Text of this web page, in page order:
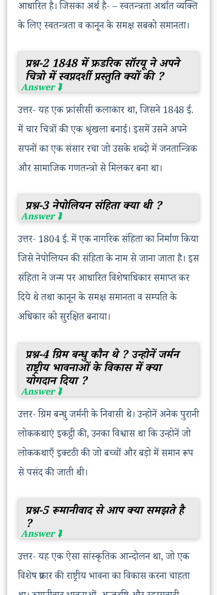
आधारित है। जिसका अर्थ है- – स्वतन्त्रता अर्थात व्यक्ति
के लिए स्वतन्त्रता व कानून के समक्ष सबको समानता।
प्रश्न-2 1848 में फ्रडरिक सॉरयू ने अपने
चित्रो में स्वप्नदर्शी प्रस्तुति क्यों की ?
उत्तर- यह एक फ्रांसीसी कलाकार था, जिसने 1848 ई.
में चार चित्रों की एक श्रृंखला बनाई। इसमें उसने अपने
सपनों का एक संसार रचा जो उसके शब्दो में जनतान्त्रिक
और सामाजिक गणतन्त्रो से मिलकर बना था।
प्रश्न-3 नेपोलियन संहिता क्या थी ?
उत्तर- 1804 ई. में एक नागरिक संहिता का निर्माण किया
जिसे नेपोलियन की संहिता के नाम से जाना जाता है। इस
संहिता ने जन्म पर आधारित विशेषाधिकार समाप्त कर
दिये थे तथा कानून के समक्ष समानता व सम्पति के
अधिकार को सुरक्षित बनाया।
प्रश्न-4 ग्रिम बन्धु कौन थे ? उन्होनें जर्मन
राष्ट्रीय भावनाओं के विकास में क्या
योगदान दिया ?
उत्तर- ग्रिम बन्धु जर्मनी के निवासी थे। उन्होनें अनेक पुरानी
लोककथाएं इकट्ठी की, उनका विश्वास था कि उन्होनें जो
लोककथाएँ इक्टठी की जो बच्चों और बड़ो में समान रूप
से पसंद की जाती थी।
प्रश्न-5 रूमानीवाद से आप क्या समझते है
?
उत्तर- यह एक ऐसा सांस्कृतिक आन्दोलन था, जो एक
विशेष प्रकार की राष्ट्रीय भावना का विकास करना चाहता